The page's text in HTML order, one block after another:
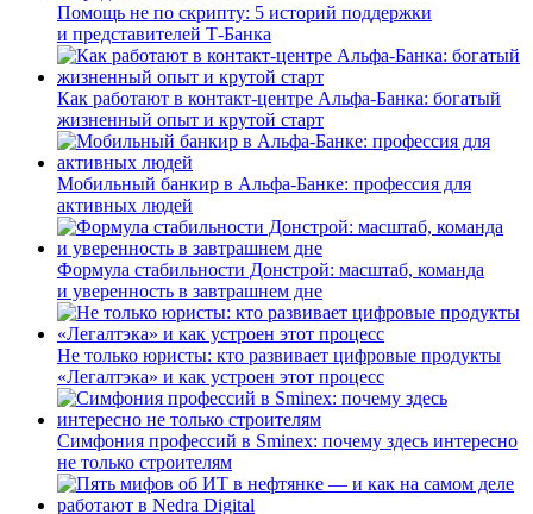
Помощь не по скрипту: 5 историй поддержки
и представителей Т-Банка
Как работают в контакт-центре Альфа-Банка: богатый
жизненный опыт и крутой старт
Мобильный банкир в Альфа-Банке: профессия для
активных людей
Формула стабильности Донстрой: масштаб, команда
и уверенность в завтрашнем дне
Не только юристы: кто развивает цифровые продукты
«Легалтэка» и как устроен этот процесс
Симфония профессий в Sminex: почему здесь интересно
не только строителям